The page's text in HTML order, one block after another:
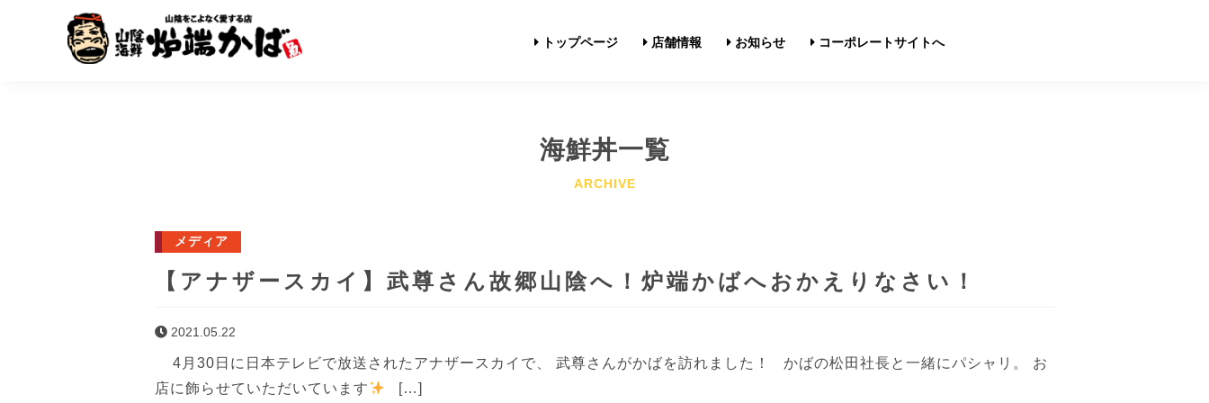
トップページ 店舗情報 お知らせ コーポレートサイトへ
海鮮丼一覧
メディア
【アナザースカイ】武尊さん故郷山陰へ！炉端かばへおかえりなさい！
2021.05.22
4月30日に日本テレビで放送されたアナザースカイで、 武尊さんがかばを訪れました！ かばの松田社長と一緒にパシャリ。 お
店に飾らせていただいています
[…]